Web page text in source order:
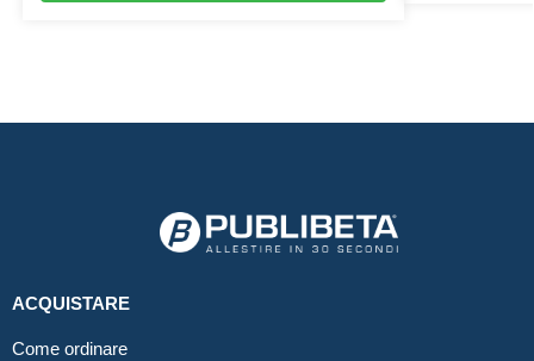
ACQUISTARE
Come ordinare